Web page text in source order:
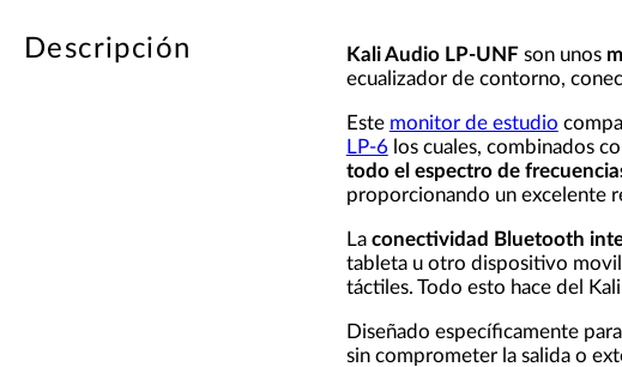
Descripción Kali Audio LP-UNFson unos
ecualizador de contorno,
Este monitor de estudio
LP-6 los cuales, combinados
todo el espectro de
proporcionando un excelente
La conectividad Bluetooth
tableta u otro dispositivo
táctiles. Todo esto hace del
Diseñado específicamente
sin comprometer la salida o